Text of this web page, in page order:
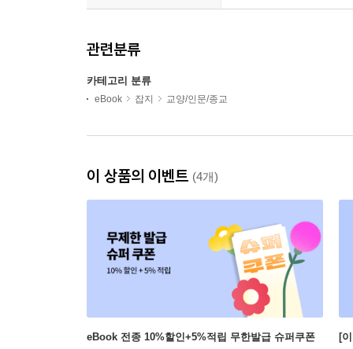
관련분류
카테고리 분류
eBook 잡지 교양/인문/종교
이 상품의 이벤트 (4개)
eBook 전종 10%할인+5%적립 무한발급 슈퍼쿠폰 [